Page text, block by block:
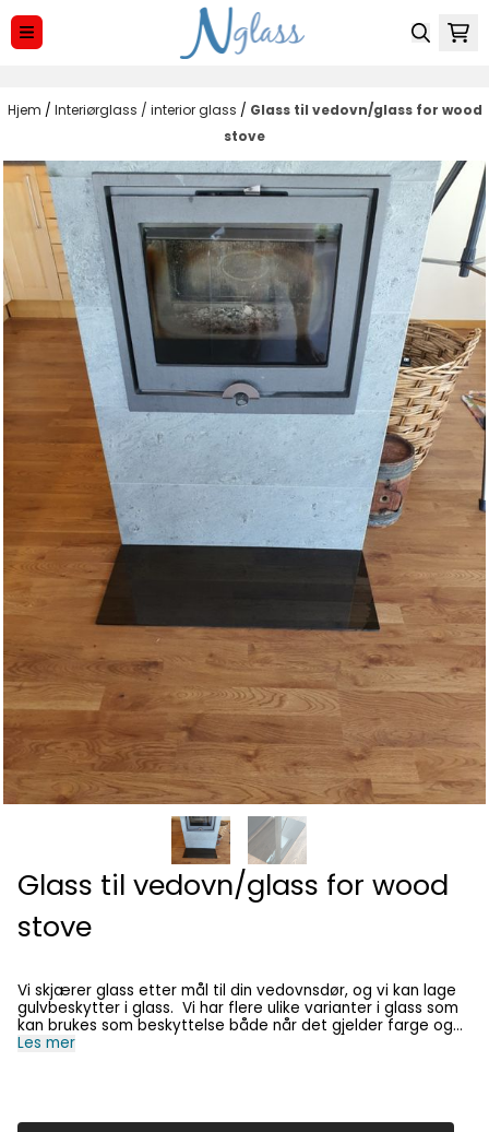
Hopp til innhold
Hjem / Interiørglass / interior glass / Glass til vedovn/glass for wood
stove
Glass til vedovn/glass for wood
stove
Vi skjærer glass etter mål til din vedovnsdør, og vi kan lage
gulvbeskytter i glass. Vi har flere ulike varianter i glass som
kan brukes som beskyttelse både når det gjelder farge og
form. Ta kontakt, så hjelper vi deg gjerne :-) English: We
Les mer